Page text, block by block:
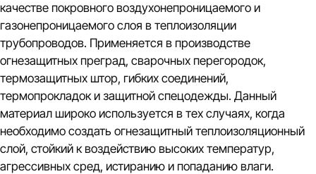
качестве покровного воздухонепроницаемого и
газонепроницаемого слоя в теплоизоляции
трубопроводов. Применяется в производстве
огнезащитных преград, сварочных перегородок,
термозащитных штор, гибких соединений,
термопрокладок и защитной спецодежды. Данный
материал широко используется в тех случаях, когда
необходимо создать огнезащитный теплоизоляционный
слой, стойкий к воздействию высоких температур,
агрессивных сред, истиранию и попаданию влаги.